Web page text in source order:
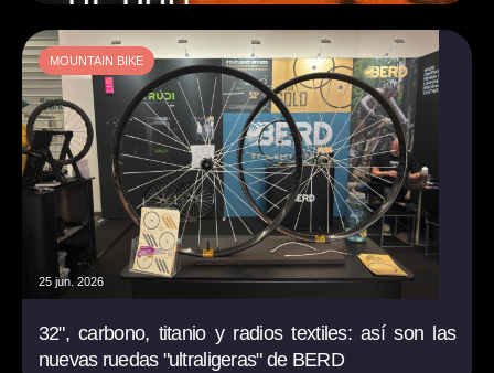
MOUNTAIN BIKE
25 jun. 2026
32", carbono, titanio y radios textiles: así son las
nuevas ruedas "ultraligeras" de BERD